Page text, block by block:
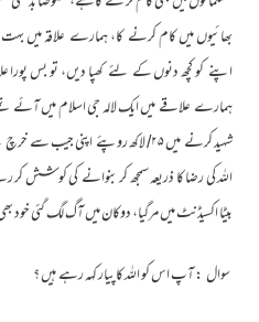
بھائیوں میں کام کرنے کا، ہمارے علاقہ میں
اپنے کو کچھ دنوں کے لئے کھپا دیں، تو بس پورا
ہمارے علاقے میں ایک لالہ جی اسلام میں آئے
شہید کرنے میں ۲۵/ لاکھ روپئے اپنی
اللہ کی رضا کا ذریعہ سمجھ کر بنوانے کی کوشش کر
بیٹا اکسیڈنٹ میں مرگیا، دوکان میں آگ لگ گئی خود
سوال : آپ اس کو اللہ کا پیار کہہ رہے ہیں ؟